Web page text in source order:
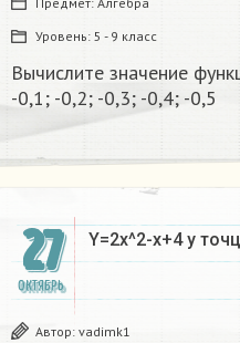
Уровень: 5 - 9 класс
Вычислите значение
-0,1; -0,2; -0,3; -0,4; -0,5
27
ОКТЯБРЬ
Y=2x^2-x+4 у
Автор: vadimk1